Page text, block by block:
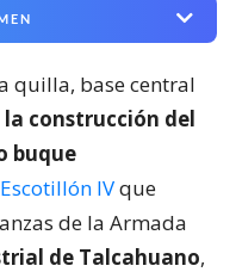
quilla, base central
la construcción del
buque
IVque
de la Armada
de Talcahuano,